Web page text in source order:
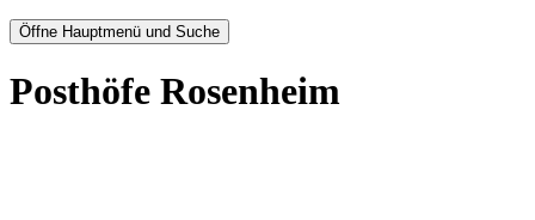
Öffne Hauptmenü und Suche
Posthöfe Rosenheim